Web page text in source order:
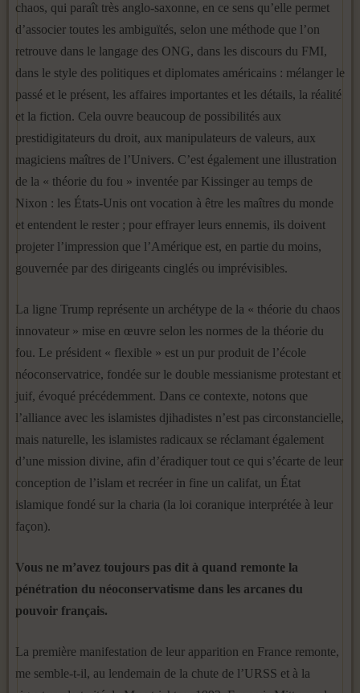
chaos, qui paraît très anglo-saxonne, en ce sens qu’elle permet
d’associer toutes les ambiguïtés, selon une méthode que l’on
retrouve dans le langage des ONG, dans les discours du FMI,
dans le style des politiques et diplomates américains : mélanger le
passé et le présent, les affaires importantes et les détails, la réalité
et la fiction. Cela ouvre beaucoup de possibilités aux
prestidigitateurs du droit, aux manipulateurs de valeurs, aux
magiciens maîtres de l’Univers. C’est également une illustration
de la « théorie du fou » inventée par Kissinger au temps de
Nixon : les États-Unis ont vocation à être les maîtres du monde
et entendent le rester ; pour effrayer leurs ennemis, ils doivent
projeter l’impression que l’Amérique est, en partie du moins,
gouvernée par des dirigeants cinglés ou imprévisibles.
La ligne Trump représente un archétype de la « théorie du chaos
innovateur » mise en œuvre selon les normes de la théorie du
fou. Le président « flexible » est un pur produit de l’école
néoconservatrice, fondée sur le double messianisme protestant et
juif, évoqué précédemment. Dans ce contexte, notons que
l’alliance avec les islamistes djihadistes n’est pas circonstancielle,
mais naturelle, les islamistes radicaux se réclamant également
d’une mission divine, afin d’éradiquer tout ce qui s’écarte de leur
conception de l’islam et recréer in fine un califat, un État
islamique fondé sur la charia (la loi coranique interprétée à leur
façon).
Vous ne m’avez toujours pas dit à quand remonte la
pénétration du néoconservatisme dans les arcanes du
pouvoir français.
La première manifestation de leur apparition en France remonte,
me semble-t-il, au lendemain de la chute de l’URSS et à la